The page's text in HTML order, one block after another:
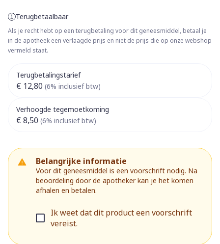
Terugbetaalbaar
Als je recht hebt op een terugbetaling voor dit geneesmiddel, betaal je
in de apotheek een verlaagde prijs en niet de prijs die op onze webshop
vermeld staat.
Terugbetalingstarief
€ 12,80 (6% inclusief btw)
Verhoogde tegemoetkoming
€ 8,50 (6% inclusief btw)
Belangrijke informatie
Voor dit geneesmiddel is een voorschrift nodig. Na
beoordeling door de apotheker kan je het komen
afhalen en betalen.
Ik weet dat dit product een voorschrift
vereist.